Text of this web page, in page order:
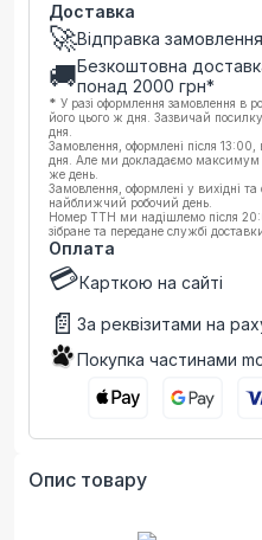
Доставка
🚀Відправка
🚚Безкоштовна
понад 2000 грн*
* У разі оформлення замовлення в
його цього ж дня. Зазвичай
дня.
Замовлення, оформлені після 13:00,
дня. Але ми докладаємо максимум
же день.
Замовлення, оформлені у вихідні та
найближчий робочий день.
Номер ТТН ми надішлемо після
зібране та передане службі
Оплата
💳Карткою на сайті
📄 За реквізитами на
Покупка частинами
Опис товару